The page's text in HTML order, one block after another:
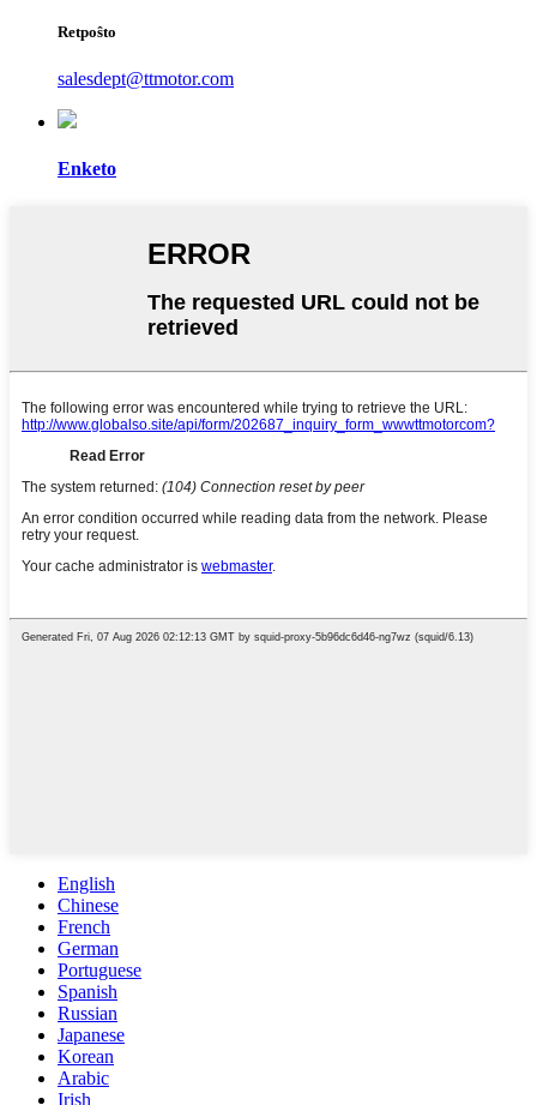
Retpoŝto
salesdept@ttmotor.com
Enketo
English
Chinese
French
German
Portuguese
Spanish
Russian
Japanese
Korean
Arabic
Irish